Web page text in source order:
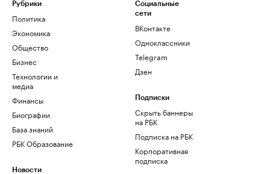
Рубрики
Политика
Экономика
Общество
Бизнес
Технологии и
медиа
Финансы
Биографии
База знаний
РБК Образование
Новости
Социальные
сети
ВКонтакте
Одноклассники
Telegram
Дзен
Подписки
Скрыть баннеры
на РБК
Подписка на РБК
Корпоративная
подписка